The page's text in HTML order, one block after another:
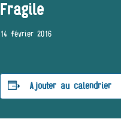
Fragile
14 février 2016
Ajouter au calendrier